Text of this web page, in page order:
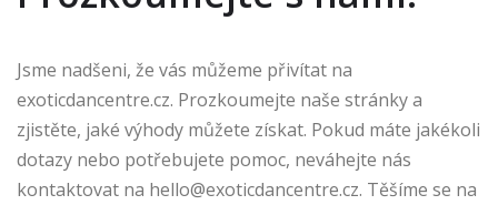
Jsme nadšeni, že vás můžeme přivítat na
exoticdancentre.cz. Prozkoumejte naše stránky a
zjistěte, jaké výhody můžete získat. Pokud máte jakékoli
dotazy nebo potřebujete pomoc, neváhejte nás
kontaktovat na hello@exoticdancentre.cz. Těšíme se na